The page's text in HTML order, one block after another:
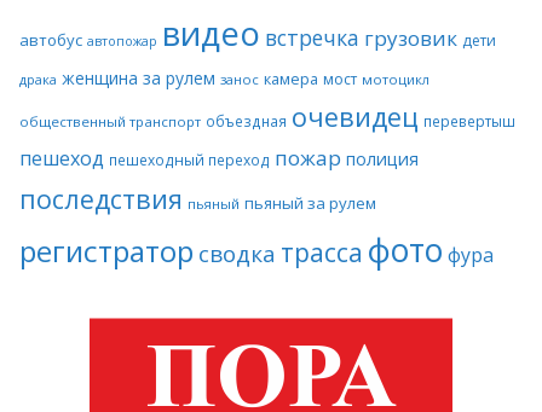
автобус автопожар видео встречка грузовик дети
драка женщина за рулем занос камера мост мотоцикл
общественный транспорт объездная очевидец перевертыш
пешеход пешеходный переход пожар полиция
последствия пьяный пьяный за рулем
регистратор сводка трасса фото фура